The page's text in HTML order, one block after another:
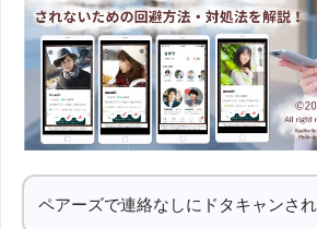
ペアーズで連絡なしにドタキャンさ